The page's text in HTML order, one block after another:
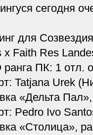
сегодня
для
x Faith Res
ПК: 1 отл.
Tatjana Urek
«Дельта
Pedro Ivo
«Столица»,